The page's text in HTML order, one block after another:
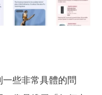
些非常具體的問